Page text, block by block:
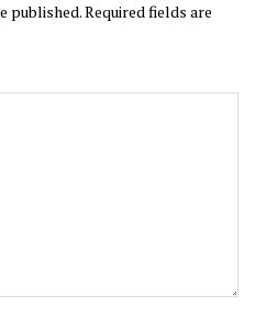
published.Required fields are